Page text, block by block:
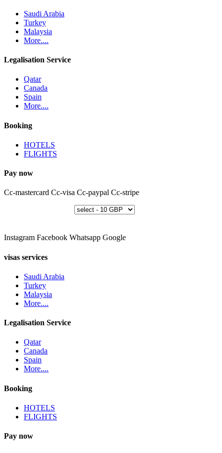
Saudi Arabia
Turkey
Malaysia
More....
Legalisation Service
Qatar
Canada
Spain
More....
Booking
HOTELS
FLIGHTS
Pay now
Cc-mastercard Cc-visa Cc-paypal Cc-stripe
Instagram Facebook Whatsapp Google
visas services
Saudi Arabia
Turkey
Malaysia
More....
Legalisation Service
Qatar
Canada
Spain
More....
Booking
HOTELS
FLIGHTS
Pay now